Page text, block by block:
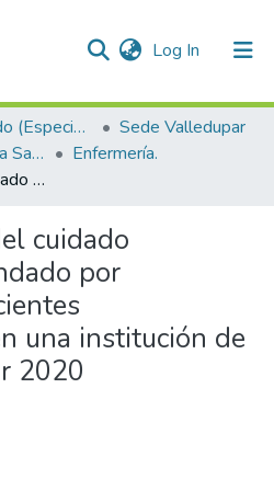
Log In (current)
Trabajos de Grado (Especializaciones y Pregrados)
Sede Valledupar
Facultad Ciencias De La Salud.
Enfermería.
Características del cuidado humanizado brindado por enfermería a pacientes hospitalizados en una institución de salud Valledupar 2020
cuidado
por
una institución de
2020